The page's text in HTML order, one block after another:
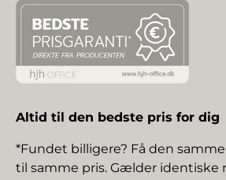
Altid til den bedste pris for dig
*Fundet billigere? Få den
til samme pris. Gælder identiske